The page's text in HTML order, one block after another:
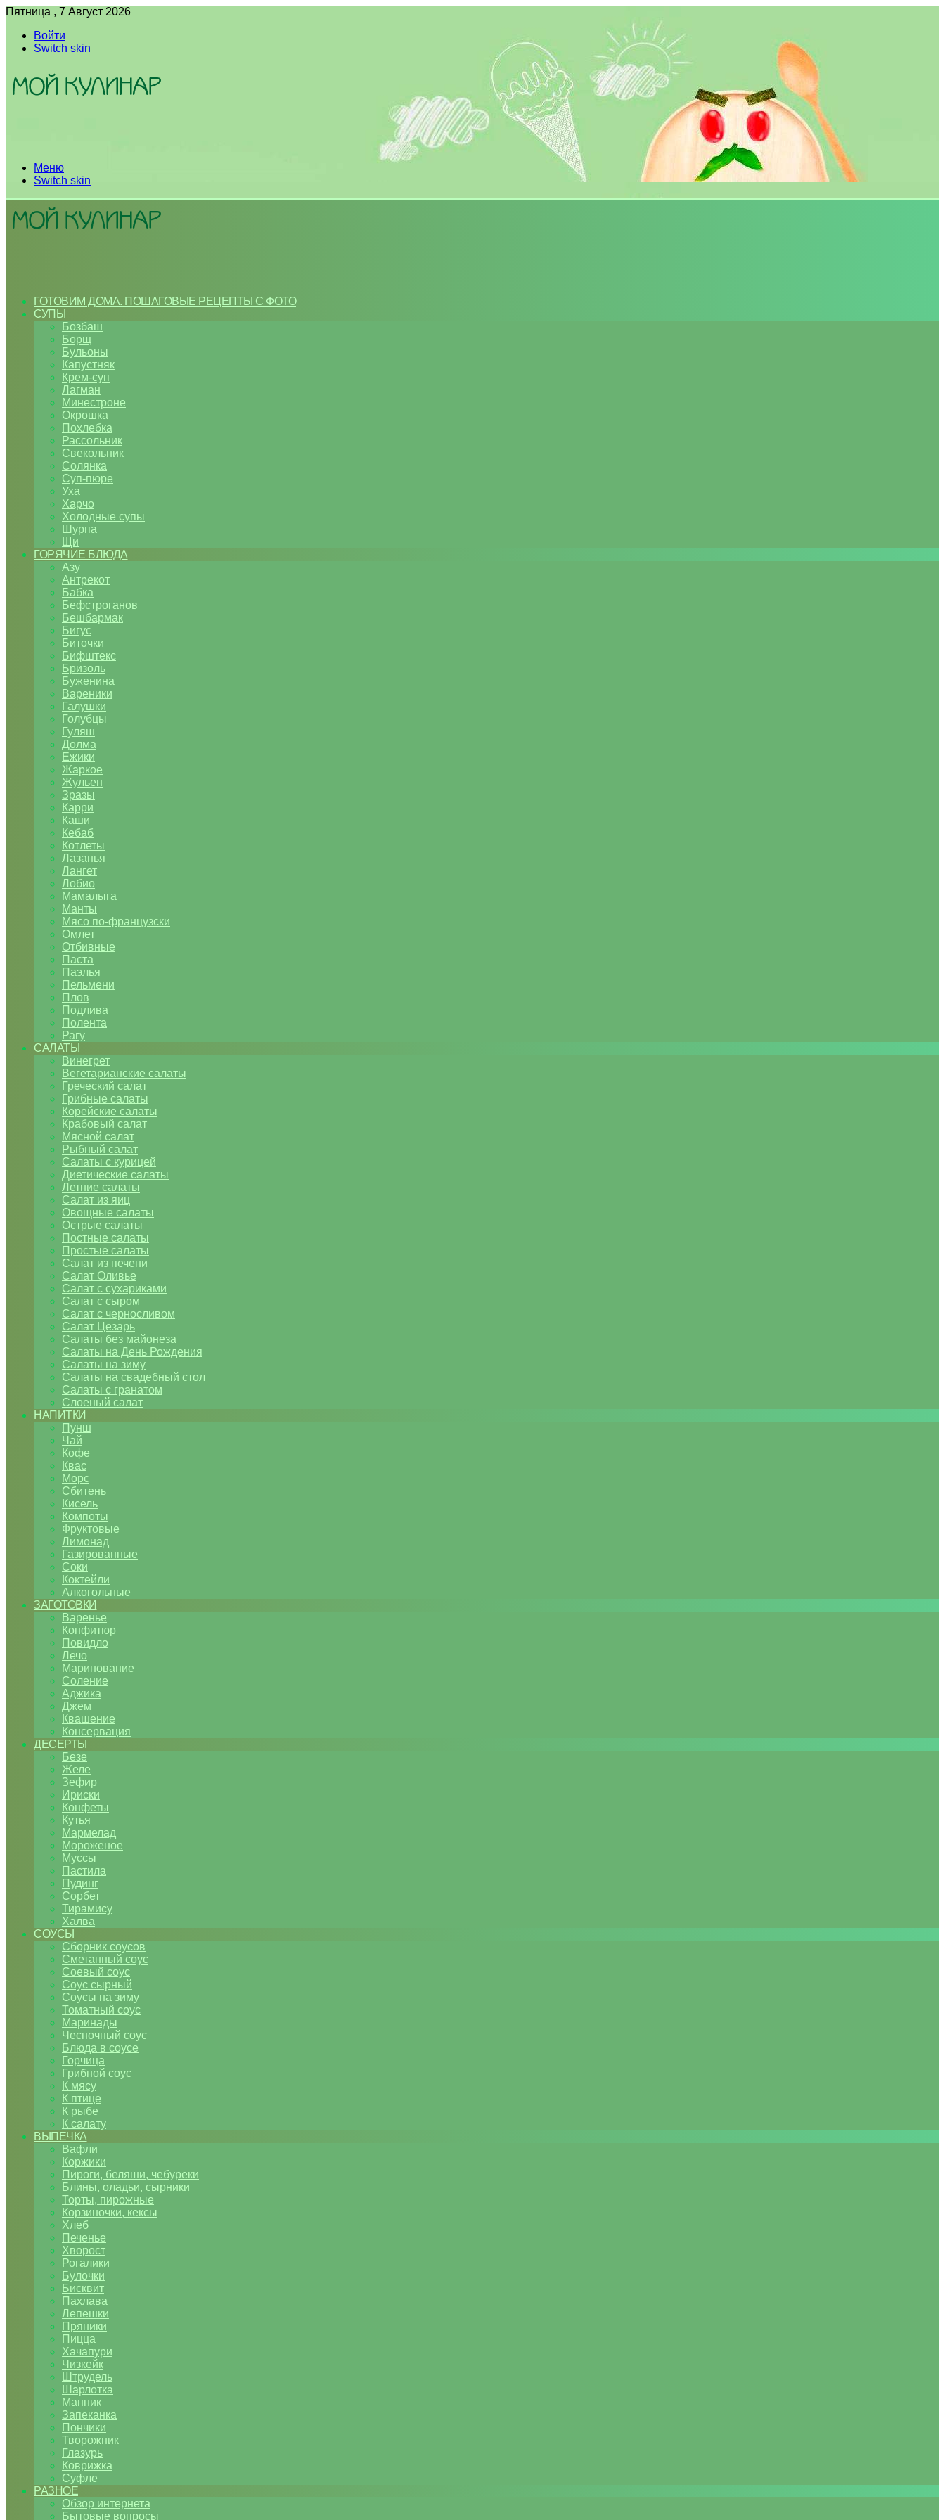
Пятница , 7 Август 2026
Войти
Switch skin
Меню
Switch skin
ГОТОВИМ ДОМА. ПОШАГОВЫЕ РЕЦЕПТЫ С ФОТО
СУПЫ
Бозбаш
Борщ
Бульоны
Капустняк
Крем-суп
Лагман
Минестроне
Окрошка
Похлебка
Рассольник
Свекольник
Солянка
Суп-пюре
Уха
Харчо
Холодные супы
Шурпа
Щи
ГОРЯЧИЕ БЛЮДА
Азу
Антрекот
Бабка
Бефстроганов
Бешбармак
Бигус
Биточки
Бифштекс
Бризоль
Буженина
Вареники
Галушки
Голубцы
Гуляш
Долма
Ежики
Жаркое
Жульен
Зразы
Карри
Каши
Кебаб
Котлеты
Лазанья
Лангет
Лобио
Мамалыга
Манты
Мясо по-французски
Омлет
Отбивные
Паста
Паэлья
Пельмени
Плов
Подлива
Полента
Рагу
САЛАТЫ
Винегрет
Вегетарианские салаты
Греческий салат
Грибные салаты
Корейские салаты
Крабовый салат
Мясной салат
Рыбный салат
Салаты с курицей
Диетические салаты
Летние салаты
Салат из яиц
Овощные салаты
Острые салаты
Постные салаты
Простые салаты
Салат из печени
Салат Оливье
Салат с сухариками
Салат с сыром
Салат с черносливом
Салат Цезарь
Салаты без майонеза
Салаты на День Рождения
Салаты на зиму
Салаты на свадебный стол
Салаты с гранатом
Слоеный салат
НАПИТКИ
Пунш
Чай
Кофе
Квас
Морс
Сбитень
Кисель
Компоты
Фруктовые
Лимонад
Газированные
Соки
Коктейли
Алкогольные
ЗАГОТОВКИ
Варенье
Конфитюр
Повидло
Лечо
Маринование
Соление
Аджика
Джем
Квашение
Консервация
ДЕСЕРТЫ
Безе
Желе
Зефир
Ириски
Конфеты
Кутья
Мармелад
Мороженое
Муссы
Пастила
Пудинг
Сорбет
Тирамису
Халва
СОУСЫ
Сборник соусов
Сметанный соус
Соевый соус
Соус сырный
Соусы на зиму
Томатный соус
Маринады
Чесночный соус
Блюда в соусе
Горчица
Грибной соус
К мясу
К птице
К рыбе
К салату
ВЫПЕЧКА
Вафли
Коржики
Пироги, беляши, чебуреки
Блины, оладьи, сырники
Торты, пирожные
Корзиночки, кексы
Хлеб
Печенье
Хворост
Рогалики
Булочки
Бисквит
Пахлава
Лепешки
Пряники
Пицца
Хачапури
Чизкейк
Штрудель
Шарлотка
Манник
Запеканка
Пончики
Творожник
Глазурь
Коврижка
Суфле
РАЗНОЕ
Обзор интернета
Бытовые вопросы